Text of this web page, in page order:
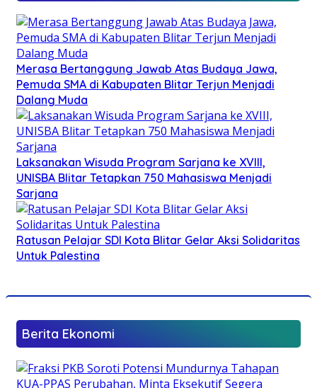
Merasa Bertanggung Jawab Atas Budaya Jawa,
Pemuda SMA di Kabupaten Blitar Terjun Menjadi
Dalang Muda
Laksanakan Wisuda Program Sarjana ke XVIII,
UNISBA Blitar Tetapkan 750 Mahasiswa Menjadi
Sarjana
Ratusan Pelajar SDI Kota Blitar Gelar Aksi Solidaritas
Untuk Palestina
Berita Ekonomi